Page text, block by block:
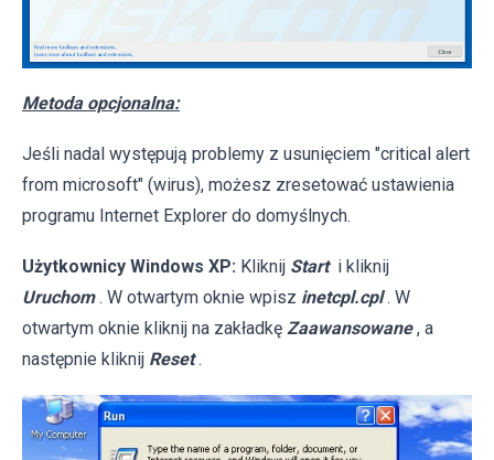
Metoda opcjonalna:
Jeśli nadal występują problemy z usunięciem "critical alert
from microsoft" (wirus), możesz zresetować ustawienia
programu Internet Explorer do domyślnych.
Użytkownicy Windows XP: Kliknij Start i kliknij
Uruchom . W otwartym oknie wpisz inetcpl.cpl . W
otwartym oknie kliknij na zakładkę Zaawansowane , a
następnie kliknij Reset .